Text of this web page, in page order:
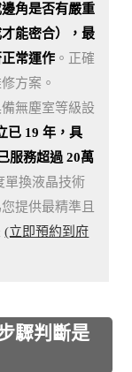
角是否有嚴重
能密合），最
常運作 。正確
方案。
無塵室等級設
已 19 年，具
服務超過 20萬
單換液晶技術
提供最精準且
(立即預約到府
驟判斷是